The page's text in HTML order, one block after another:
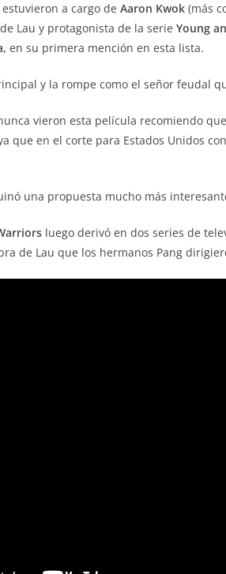
a cargo de Aaron Kwok (más
Lau y protagonista de la serie Young
en su primera mención en esta lista.
y la rompe como el señor feudal
vieron esta película recomiendo
que en el corte para Estados Unidos
una propuesta mucho más
luego derivó en dos series de
de Lau que los hermanos Pang